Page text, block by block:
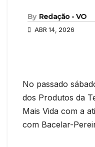
By Redação - VO
ABR 14, 2026
No passado
dos Produtos da
Mais Vida com a
com Bacelar-